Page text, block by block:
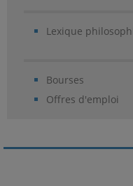
Lexique
Bourses
Offres d'emploi